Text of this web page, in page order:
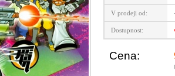
V prodeji od:
Dostupnost:
Cena: